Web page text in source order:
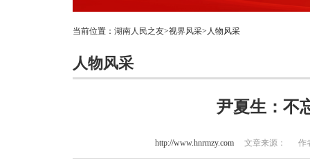
当前位置： 湖南人民之友>视界风采>人物风采
人物风采
尹夏生：不
http://www.hnrmzy.com文章来源： 作者